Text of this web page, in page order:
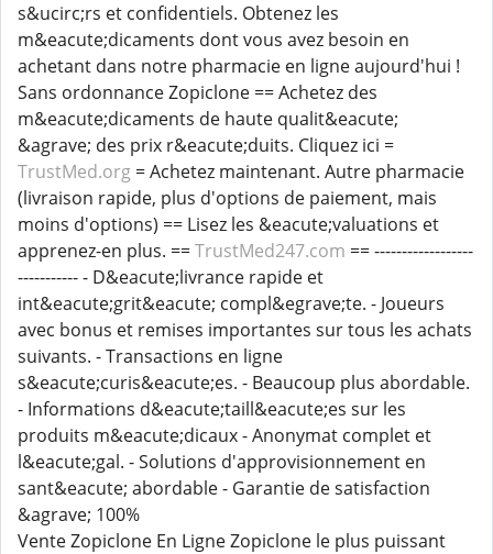
s&ucirc;rs et confidentiels. Obtenez les
m&eacute;dicaments dont vous avez besoin en
achetant dans notre pharmacie en ligne aujourd'hui !
Sans ordonnance Zopiclone == Achetez des
m&eacute;dicaments de haute qualit&eacute;
&agrave; des prix r&eacute;duits. Cliquez ici =
TrustMed.org = Achetez maintenant. Autre pharmacie
(livraison rapide, plus d'options de paiement, mais
moins d'options) == Lisez les &eacute;valuations et
apprenez-en plus. ==TrustMed247.com == ------------------
----------- - D&eacute;livrance rapide et
int&eacute;grit&eacute; compl&egrave;te. - Joueurs
avec bonus et remises importantes sur tous les achats
suivants. - Transactions en ligne
s&eacute;curis&eacute;es. - Beaucoup plus abordable.
- Informations d&eacute;taill&eacute;es sur les
produits m&eacute;dicaux - Anonymat complet et
l&eacute;gal. - Solutions d'approvisionnement en
sant&eacute; abordable - Garantie de satisfaction
&agrave; 100%
Vente Zopiclone En Ligne Zopiclone le plus puissant